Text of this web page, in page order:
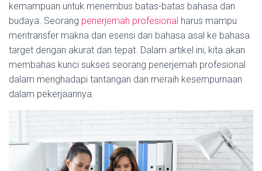
kemampuan untuk menembus batas-batas bahasa dan
budaya. Seorang penerjemah profesional harus mampu
mentransfer makna dan esensi dari bahasa asal ke bahasa
target dengan akurat dan tepat. Dalam artikel ini, kita akan
membahas kunci sukses seorang penerjemah profesional
dalam menghadapi tantangan dan meraih kesempurnaan
dalam pekerjaannya.